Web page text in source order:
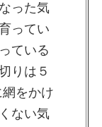
った気
ってい
ている
りは５
をかけ
ない気